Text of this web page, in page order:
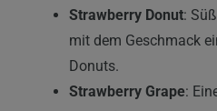
Strawberry Donut:
mit dem Geschmack
Donuts.
Strawberry Grape: